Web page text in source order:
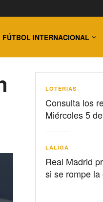
FÚTBOL INTERNACIONAL
LOTERIAS
Consulta los
Miércoles 5
LALIGA
Real Madrid
si se rompe